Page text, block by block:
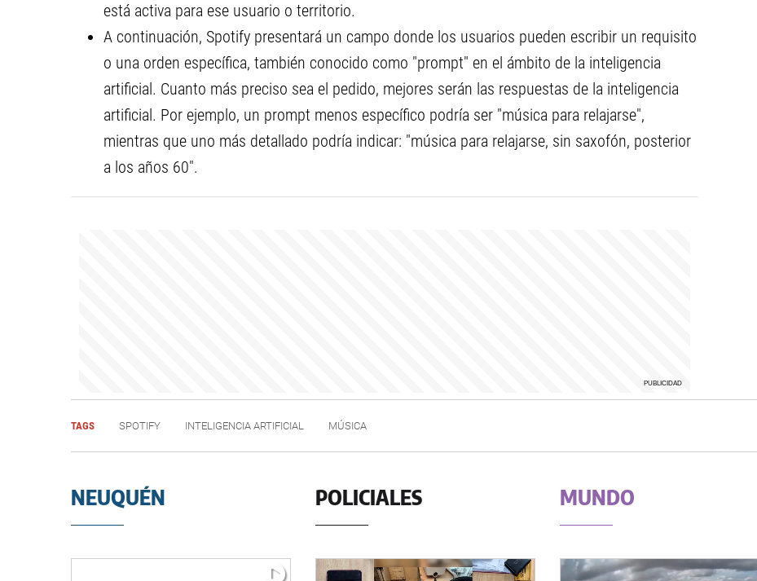
está activa para ese usuario o territorio.
A continuación, Spotify presentará un campo donde los usuarios pueden escribir un requisito
o una orden específica, también conocido como "prompt" en el ámbito de la inteligencia
artificial. Cuanto más preciso sea el pedido, mejores serán las respuestas de la inteligencia
artificial. Por ejemplo, un prompt menos específico podría ser "música para relajarse",
mientras que uno más detallado podría indicar: "música para relajarse, sin saxofón, posterior
a los años 60".
TAGS SPOTIFY INTELIGENCIA ARTIFICIAL MÚSICA
NEUQUÉN POLICIALES MUNDO